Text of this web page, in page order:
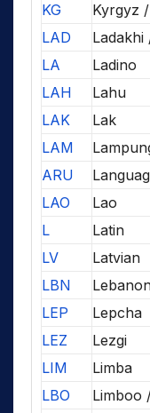
KG
Kyrgyz
LAD
Ladakhi
LA
Ladino
LAH
Lahu
LAK
Lak
LAM
ARU
LAO
Lao
L
Latin
LV
Latvian
LBN
LEP
Lepcha
LEZ
Lezgi
LIM
Limba
LBO
Limboo